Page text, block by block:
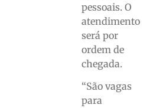
pessoais. O
atendimento
será por
ordem de
chegada.
“São vagas
para